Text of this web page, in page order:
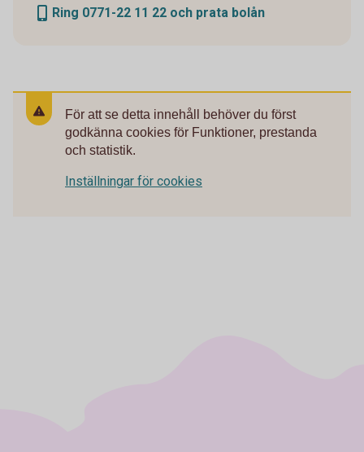
Ring 0771-22 11 22 och prata bolån
För att se detta innehåll behöver du först
godkänna cookies för Funktioner, prestanda
och statistik.
Inställningar för cookies